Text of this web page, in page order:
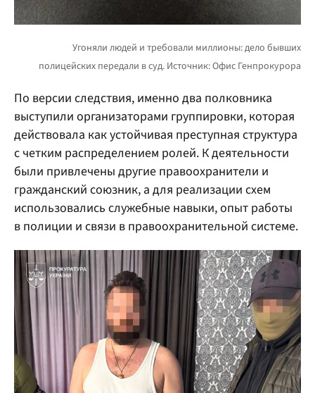
По версии следствия, именно два полковника
выступили организаторами группировки, которая
действовала как устойчивая преступная структура
с четким распределением ролей. К деятельности
были привлечены другие правоохранители и
гражданский союзник, а для реализации схем
использовались служебные навыки, опыт работы
в полиции и связи в правоохранительной системе.